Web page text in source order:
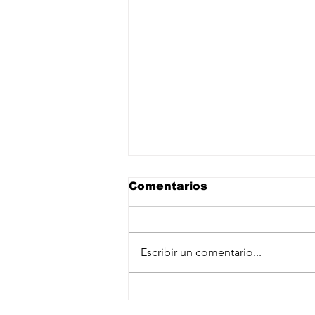
Comentarios
Escribir un comentario...